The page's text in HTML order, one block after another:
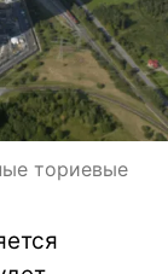
ториевые